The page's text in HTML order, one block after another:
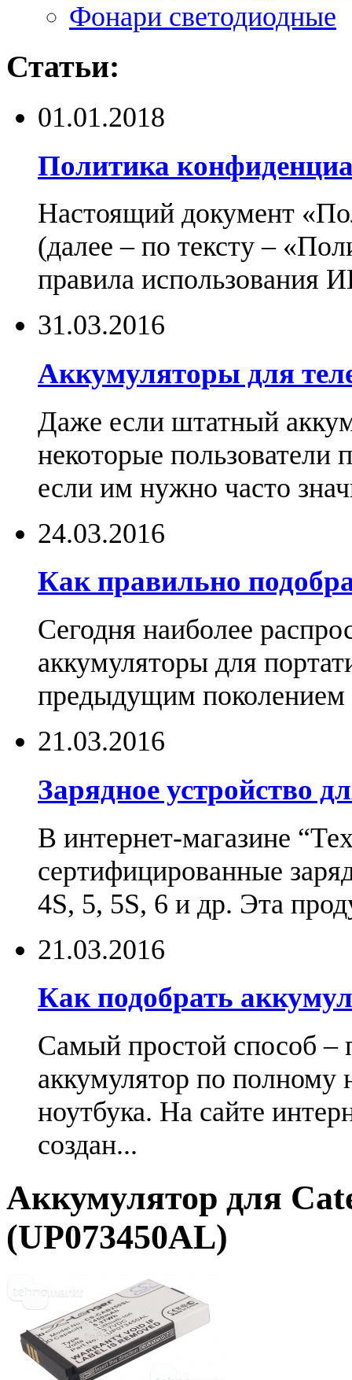
Фонари светодиодные
Статьи:
01.01.2018
Политика
Настоящий документ
(далее – по тексту –
правила использования
31.03.2016
Аккумуляторы для
Даже если штатный
некоторые пользователи
если им нужно часто
24.03.2016
Как правильно
Сегодня наиболее
аккумуляторы для
предыдущим поколением
21.03.2016
Зарядное устройство
В интернет-магазине
сертифицированные
4S, 5, 5S, 6 и др. Эта
21.03.2016
Как подобрать
Самый простой способ –
аккумулятор по
ноутбука. На сайте
создан...
Аккумулятор для
(UP073450AL)